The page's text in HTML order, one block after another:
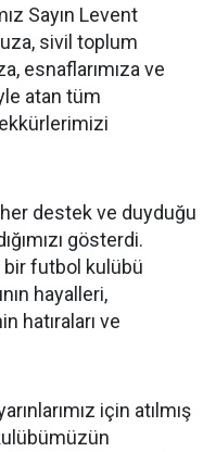
Sayın Levent
sivil toplum
esnaflarımıza ve
atan tüm
destek ve duyduğu
gösterdi.
bir futbol kulübü
hayalleri,
hatıraları ve
için atılmış